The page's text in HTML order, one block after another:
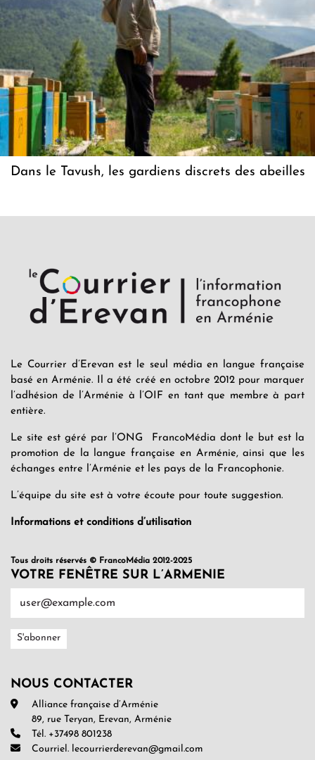
Dans le Tavush, les gardiens discrets des abeilles
Le Courrier d’Erevan est le seul média en langue française
basé en Arménie. Il a été créé en octobre 2012 pour marquer
l’adhésion de l’Arménie à l’OIF en tant que membre à part
entière.
Le site est géré par l’ONG FrancoMédia dont le but est la
promotion de la langue française en Arménie, ainsi que les
échanges entre l’Arménie et les pays de la Francophonie.
L’équipe du site est à votre écoute pour toute suggestion.
Informations et conditions d’utilisation
Tous droits réservés © FrancoMédia 2012-2025
VOTRE FENÊTRE SUR L’ARMENIE
NOUS CONTACTER
Alliance française d’Arménie
89, rue Teryan, Erevan, Arménie
Tél. +37498 801238
Courriel. lecourrierderevan@gmail.com